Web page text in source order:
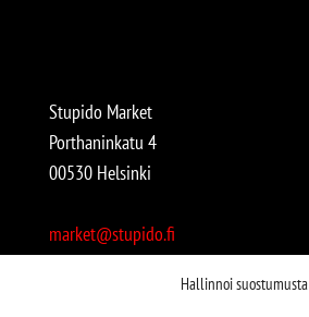
Hallinnoi suostumusta
Stupido Market
Porthaninkatu 4
00530 Helsinki
market@stupido.fi